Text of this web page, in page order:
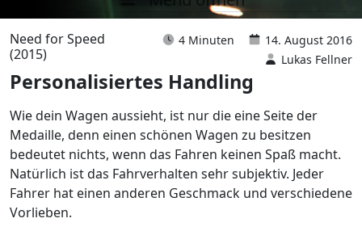
Need for Speed
(2015)
4 Minuten
14. August 2016
Lukas Fellner
Personalisiertes Handling
Wie dein Wagen aussieht, ist nur die eine Seite der
Medaille, denn einen schönen Wagen zu besitzen
bedeutet nichts, wenn das Fahren keinen Spaß macht.
Natürlich ist das Fahrverhalten sehr subjektiv. Jeder
Fahrer hat einen anderen Geschmack und verschiedene
Vorlieben.